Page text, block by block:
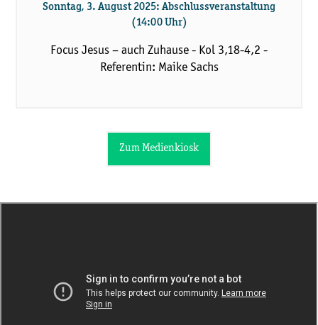
Sonntag, 3. August 2025: Abschlussveranstaltung
(14:00 Uhr)
Focus Jesus – auch Zuhause - Kol 3,18-4,2 -
Referentin: Maike Sachs
Zum Medienkiosk